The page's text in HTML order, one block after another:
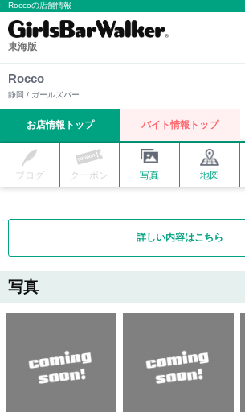
Roccoの店舗情報
東海版
Rocco
静岡 / ガールズバー
お店情報トップ バイト情報トップ
ブログ クーポン 写真 地図
詳しい内容はこちら
写真